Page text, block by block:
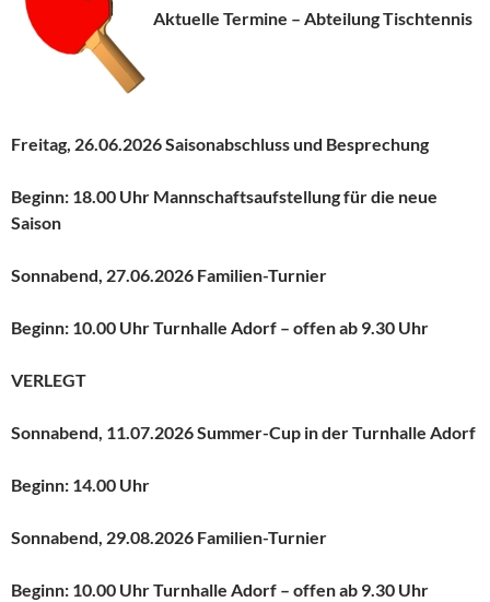
Aktuelle Termine – Abtei­lung Tischtennis
Freitag, 26.06.2026 Saison­ab­schluss und Besprechung
Beginn: 18.00 Uhr Mannschafts­auf­stel­lung für die neue
Saison
Sonnabend, 27.06.2026 Familien-Turnier
Beginn: 10.00 Uhr Turnhalle Adorf – offen ab 9.30 Uhr
VERLEGT
Sonnabend, 11.07.2026 Summer-Cup in der Turnhalle Adorf
Beginn: 14.00 Uhr
Sonnabend, 29.08.2026 Familien-Turnier
Beginn: 10.00 Uhr Turnhalle Adorf – offen ab 9.30 Uhr